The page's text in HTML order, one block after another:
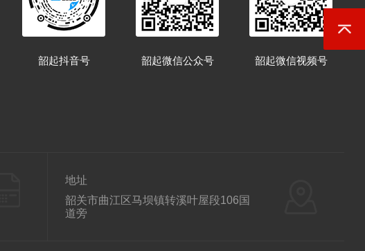
韶起抖音号 韶起微信公众号 韶起微信视频号
地址
韶关市曲江区马坝镇转溪叶屋段106国
道旁
返回